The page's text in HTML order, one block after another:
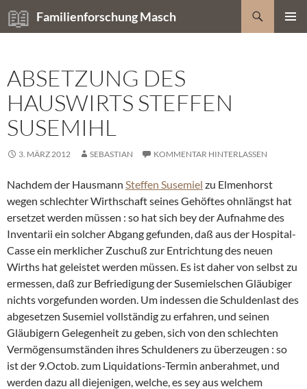
Zum
Inhalt
Familienforschung Masch
Suchen
ABSETZUNG DES
HAUSWIRTS STEFFEN
SUSEMIHL
3. MÄRZ 2012 SEBASTIAN KOMMENTAR HINTERLASSEN
Nachdem der Hausmann Steffen Susemiel zu Elmenhorst
wegen schlechter Wirthschaft seines Gehöftes ohnlängst hat
ersetzet werden müssen : so hat sich bey der Aufnahme des
Inventarii ein solcher Abgang gefunden, daß aus der Hospital-
Casse ein merklicher Zuschuß zur Entrichtung des neuen
Wirths hat geleistet werden müssen. Es ist daher von selbst zu
ermessen, daß zur Befriedigung der Susemielschen Gläubiger
nichts vorgefunden worden. Um indessen die Schuldenlast des
abgesetzen Susemiel vollständig zu erfahren, und seinen
Gläubigern Gelegenheit zu geben, sich von den schlechten
Vermögensumständen ihres Schuldeners zu überzeugen : so
ist der 9.Octob. zum Liquidations-Termin anberahmet, und
werden dazu all diejenigen, welche, es sey aus welchem